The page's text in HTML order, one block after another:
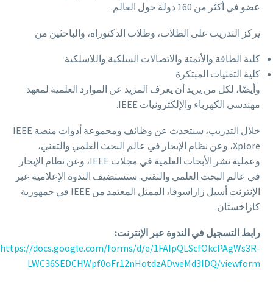
عضو في أكثر من 160 دولة حول العالم.
يركز التدريب على الطلاب، وطلاب الدكتوراه، والباحثين من
كلية الطاقة والأتمتة والاتصالات السلكية واللاسلكية
كلية التقنيات المبتكرة
وأيضًا، لكل من يريد أن يعرف المزيد عن الموارد العلمية لمعهد
مهندسي الكهرباء والإلكترونيات IEEE.
خلال التدريب، سنتحدث عن وظائف ومجموعة أدوات منصة IEEE
Xplore، وعن نظام الإبحار في عالم البحث العلمي والتقني،
وعملية نشر الأبحاث العلمية في مجلات IEEE، وعن نظام الإبحار
في عالم البحث العلمي والتقني. ستستضيف الندوة الإعلامية عبر
الإنترنت أسيل زاراسوفا، الممثل المعتمد من IEEE في جمهورية
كازاخستان.
رابط التسجيل في الندوة عبر الإنترنت:
https://docs.google.com/forms/d/e/1FAIpQLScfOkcPAgWs3R-
LWC36SEDCHWpf0oFr12nHotdzADweMd3IDQ/viewform